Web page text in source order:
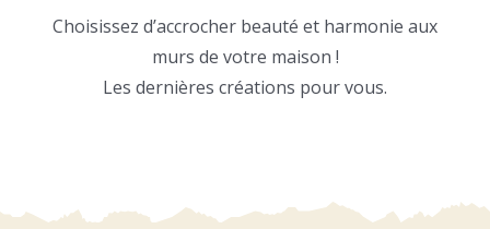
Choisissez d’accrocher beauté et harmonie aux
murs de votre maison !
Les dernières créations pour vous.